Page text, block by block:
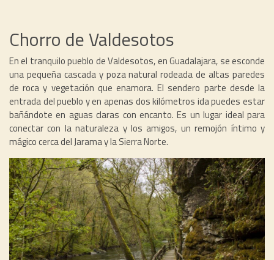
Chorro de Valdesotos
En el tranquilo pueblo de Valdesotos, en Guadalajara, se esconde
una pequeña cascada y poza natural rodeada de altas paredes
de roca y vegetación que enamora. El sendero parte desde la
entrada del pueblo y en apenas dos kilómetros ida puedes estar
bañándote en aguas claras con encanto. Es un lugar ideal para
conectar con la naturaleza y los amigos, un remojón íntimo y
mágico cerca del Jarama y la Sierra Norte.